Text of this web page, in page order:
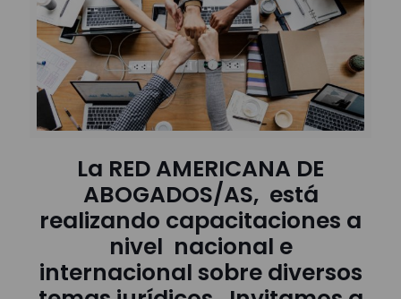
La RED AMERICANA DE
ABOGADOS/AS, está
realizando capacitaciones a
nivel nacional e
internacional sobre diversos